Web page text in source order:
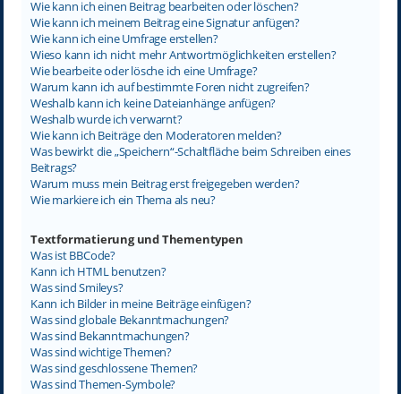
Wie kann ich einen Beitrag bearbeiten oder löschen?
Wie kann ich meinem Beitrag eine Signatur anfügen?
Wie kann ich eine Umfrage erstellen?
Wieso kann ich nicht mehr Antwortmöglichkeiten erstellen?
Wie bearbeite oder lösche ich eine Umfrage?
Warum kann ich auf bestimmte Foren nicht zugreifen?
Weshalb kann ich keine Dateianhänge anfügen?
Weshalb wurde ich verwarnt?
Wie kann ich Beiträge den Moderatoren melden?
Was bewirkt die „Speichern“-Schaltfläche beim Schreiben eines
Beitrags?
Warum muss mein Beitrag erst freigegeben werden?
Wie markiere ich ein Thema als neu?
Textformatierung und Thementypen
Was ist BBCode?
Kann ich HTML benutzen?
Was sind Smileys?
Kann ich Bilder in meine Beiträge einfügen?
Was sind globale Bekanntmachungen?
Was sind Bekanntmachungen?
Was sind wichtige Themen?
Was sind geschlossene Themen?
Was sind Themen-Symbole?